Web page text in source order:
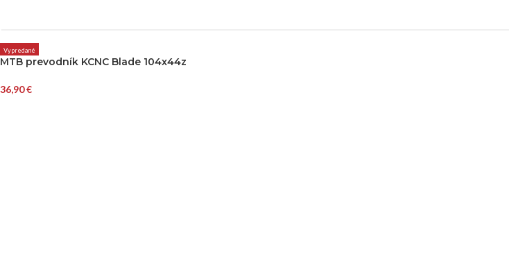
Vypredané
MTB prevodník KCNC Blade 104x44z
36,90€